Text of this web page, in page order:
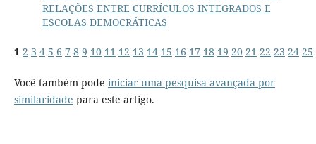
RELAÇÕES ENTRE CURRÍCULOS INTEGRADOS E
ESCOLAS DEMOCRÁTICAS
1 2 3 4 5 6 7 8 9 10 11 12 13 14 15 16 17 18 19 20 21 22 23 24 25
Você também pode iniciar uma pesquisa avançada por
similaridade para este artigo.